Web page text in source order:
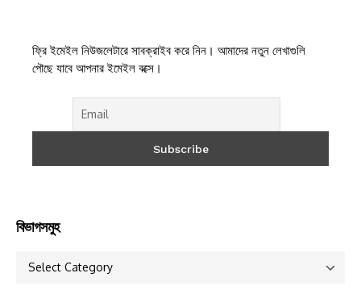
ফ্রি ইমেইল নিউজলেটারে সাবক্রাইব করে নিন। আমাদের নতুন লেখাগুলি
পৌছে যাবে আপনার ইমেইল বক্সে।
বিভাগসমুহ